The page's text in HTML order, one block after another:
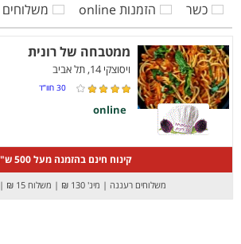
כשר
הזמנות online משלוחים
ממטבחה של רונית
ויסוצקי 14, תל אביב
30 חוו”ד
online
קינוח חינם בהזמנה מעל 500 ש"ח
משלוחים רעננה | מינ' 130 ₪ | משלוח 15 ₪ |